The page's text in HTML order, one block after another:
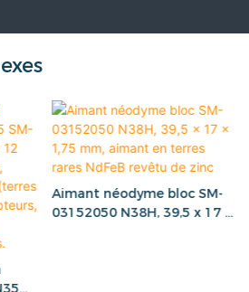
Aimant néodyme bloc SM-
03152050 N38H, 39,5 x 17 x